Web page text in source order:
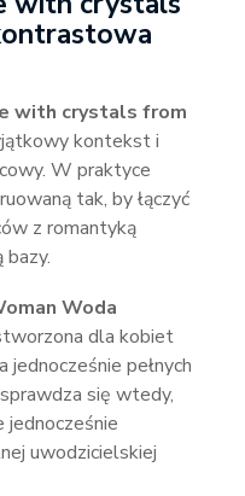
with crystals from
kontekst i
W praktyce
tak, by łączyć
z romantyką
bazy.
Woda
dla kobiet
jednocześnie pełnych
się wtedy,
jednocześnie
uwodzicielskiej